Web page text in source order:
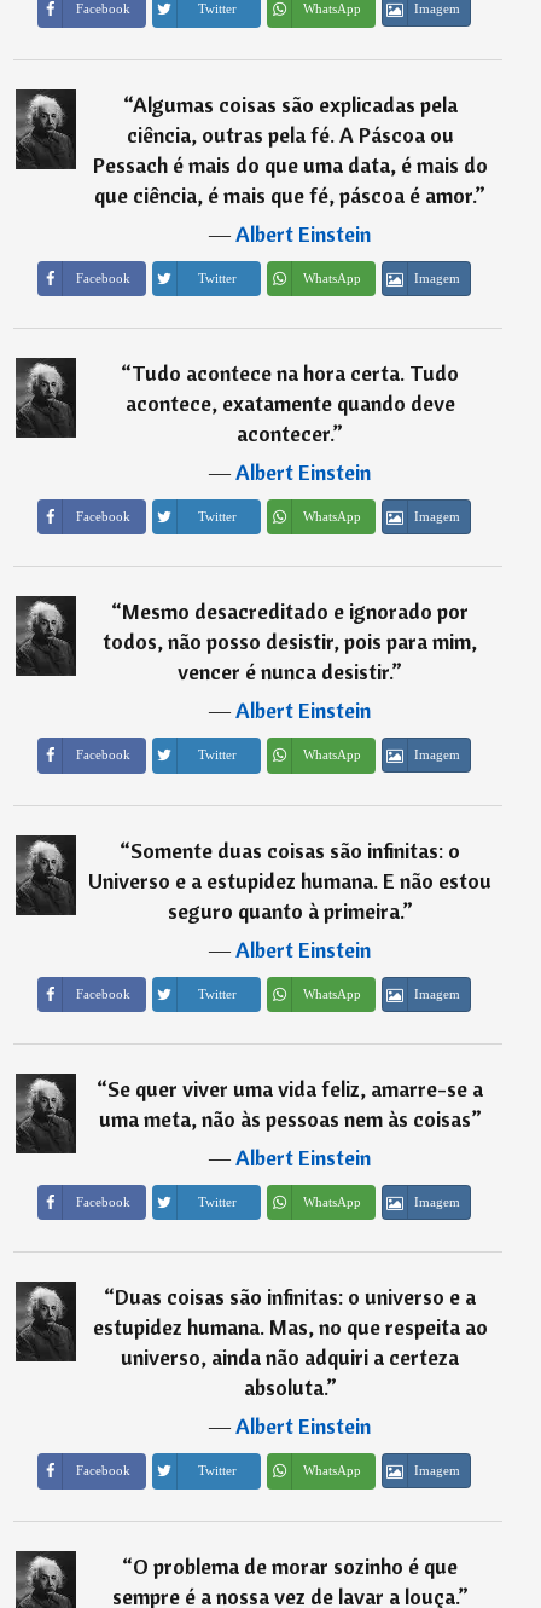
Facebook Twitter WhatsApp Imagem
“Algumas coisas são explicadas pela
ciência, outras pela fé. A Páscoa ou
Pessach é mais do que uma data, é mais do
que ciência, é mais que fé, páscoa é amor.”
―Albert Einstein
Facebook Twitter WhatsApp Imagem
“Tudo acontece na hora certa. Tudo
acontece, exatamente quando deve
acontecer.”
―Albert Einstein
Facebook Twitter WhatsApp Imagem
“Mesmo desacreditado e ignorado por
todos, não posso desistir, pois para mim,
vencer é nunca desistir.”
―Albert Einstein
Facebook Twitter WhatsApp Imagem
“Somente duas coisas são infinitas: o
Universo e a estupidez humana. E não estou
seguro quanto à primeira.”
―Albert Einstein
Facebook Twitter WhatsApp Imagem
“Se quer viver uma vida feliz, amarre-se a
uma meta, não às pessoas nem às coisas”
―Albert Einstein
Facebook Twitter WhatsApp Imagem
“Duas coisas são infinitas: o universo e a
estupidez humana. Mas, no que respeita ao
universo, ainda não adquiri a certeza
absoluta.”
―Albert Einstein
Facebook Twitter WhatsApp Imagem
“O problema de morar sozinho é que
sempre é a nossa vez de lavar a louça.”